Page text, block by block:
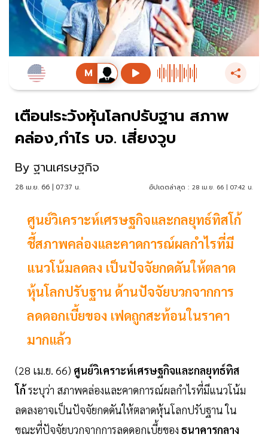
เตือน!ระวังหุ้นโลกปรับฐาน สภาพ
คล่อง,กำไร บจ. เสี่ยงวูบ
By ฐานเศรษฐกิจ
28 เม.ย. 66 | 07:37 น. อัปเดตล่าสุด : 28 เม.ย. 66 | 07:42 น.
ศูนย์วิเคราะห์เศรษฐกิจและกลยุทธ์ทิสโก้
ชี้สภาพคล่องและคาดการณ์ผลกำไรที่มี
แนวโน้มลดลง เป็นปัจจัยกดดันให้ตลาด
หุ้นโลกปรับฐาน ด้านปัจจัยบวกจากการ
ลดดอกเบี้ยของ เฟดถูกสะท้อนในราคา
มากแล้ว
(28 เม.ย. 66) ศูนย์วิเคราะห์เศรษฐกิจและกลยุทธ์ทิส
โก้ระบุว่า สภาพคล่องและคาดการณ์ผลกำไรที่มีแนวโน้ม
ลดลงอาจเป็นปัจจัยกดดันให้ตลาดหุ้นโลกปรับฐาน ใน
ขณะที่ปัจจัยบวกจากการลดดอกเบี้ยของ ธนาคารกลาง